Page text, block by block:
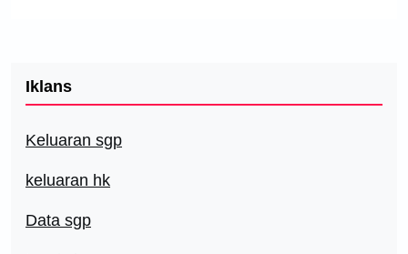
Iklans
Keluaran sgp
keluaran hk
Data sgp